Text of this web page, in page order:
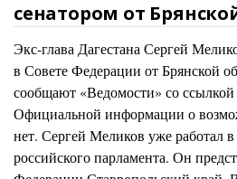
сенатором от
Экс-глава Дагестана Сергей
в Совете Федерации от Брянской
сообщают «Ведомости» со
Официальной информации о
нет. Сергей Меликов уже работал в
российского парламента. Он